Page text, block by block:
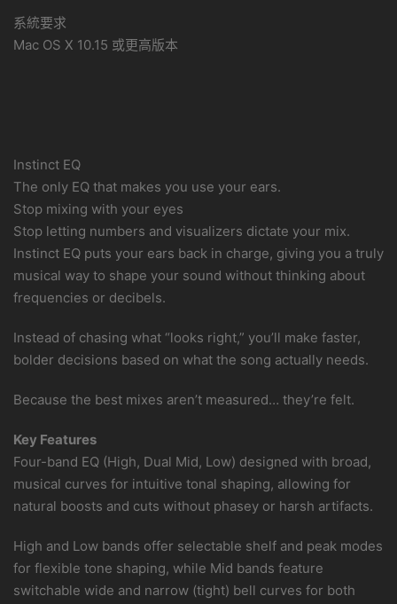
系統要求
Mac OS X 10.15 或更高版本
Instinct EQ
The only EQ that makes you use your ears.
Stop mixing with your eyes
Stop letting numbers and visualizers dictate your mix.
Instinct EQ puts your ears back in charge, giving you a truly
musical way to shape your sound without thinking about
frequencies or decibels.
Instead of chasing what “looks right,” you’ll make faster,
bolder decisions based on what the song actually needs.
Because the best mixes aren’t measured… they’re felt.
Key Features
Four-band EQ (High, Dual Mid, Low) designed with broad,
musical curves for intuitive tonal shaping, allowing for
natural boosts and cuts without phasey or harsh artifacts.
High and Low bands offer selectable shelf and peak modes
for flexible tone shaping, while Mid bands feature
switchable wide and narrow (tight) bell curves for both